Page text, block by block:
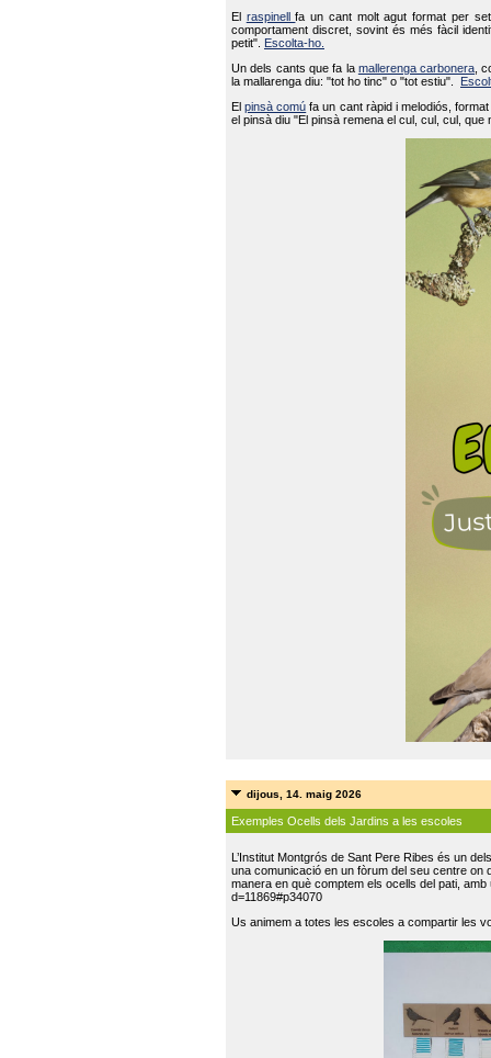
El raspinellfa un cant molt agut format per
comportament discret, sovint és més fàcil
petit".
Escolta-ho.
Un dels cants que fa la mallerenga carbonera ,
la mallarenga diu: "tot ho tinc" o "tot estiu".
Elpinsà comú fa un cant ràpid i melodiós,
el pinsà diu "El pinsà remena el cul, cul, cul,
dijous, 14. maig 2026
Exemples Ocells dels Jardins a les escoles
L’Institut Montgrós de Sant Pere Ribes és un
una comunicació en un fòrum del seu centre on
manera en què comptem els ocells del pati,
d=11869#p34070
Us animem a totes les escoles a compartir les